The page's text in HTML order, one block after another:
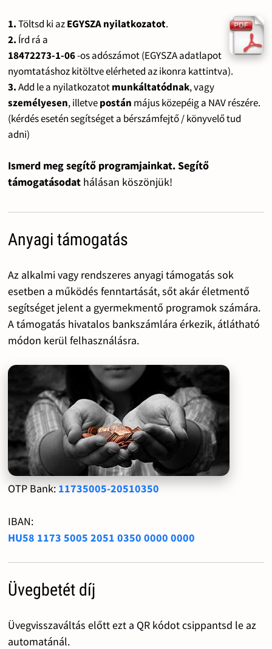
1.Töltsd ki azEGYSZA nyilatkozatot.
2. Írd rá a
18472273-1-06-os adószámot (EGYSZA adatlapot
nyomtatáshoz kitöltve elérheted az ikonra kattintva).
3.Add le a nyilatkozatotmunkáltatódnak, vagy
személyesen, illetvepostán május közepéig a NAV részére.
(kérdés esetén segítséget a bérszámfejtő / könyvelő tud
adni)
Ismerd meg segítő programjainkat. Segítő
támogatásodat hálásan köszönjük!
Anyagi támogatás
Az alkalmi vagy rendszeres anyagi támogatás sok
esetben a működés fenntartását, sőt akár életmentő
segítséget jelent a gyermekmentő programok számára.
A támogatás hivatalos bankszámlára érkezik, átlátható
módon kerül felhasználásra.
OTP Bank: 11735005-20510350
IBAN:
HU58 1173 5005 2051 0350 0000 0000
Üvegbetét díj
Üvegvisszaváltás előtt ezt a QR kódot csippantsd le az
automatánál.